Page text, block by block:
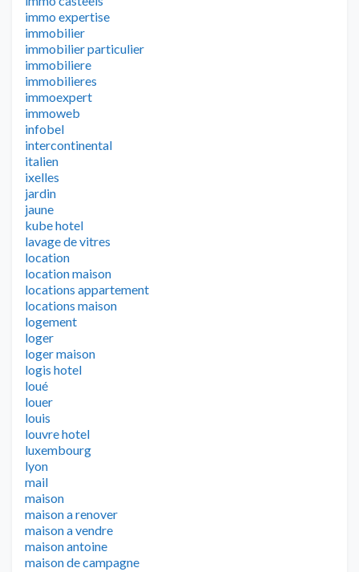
immo expertise
immobilier
immobilier particulier
immobiliere
immobilieres
immoexpert
immoweb
infobel
intercontinental
italien
ixelles
jardin
jaune
kube hotel
lavage de vitres
location
location maison
locations appartement
locations maison
logement
loger
loger maison
logis hotel
loué
louer
louis
louvre hotel
luxembourg
lyon
mail
maison
maison a renover
maison a vendre
maison antoine
maison de campagne